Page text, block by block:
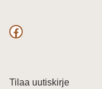
F
c
Tilaa uutiskirje